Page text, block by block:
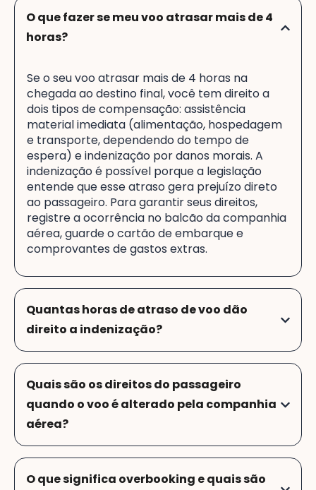
O que fazer se meu voo atrasar mais de 4
horas?
Se o seu voo atrasar mais de 4 horas na
chegada ao destino final, você tem direito a
dois tipos de compensação: assistência
material imediata (alimentação, hospedagem
e transporte, dependendo do tempo de
espera) e indenização por danos morais. A
indenização é possível porque a legislação
entende que esse atraso gera prejuízo direto
ao passageiro. Para garantir seus direitos,
registre a ocorrência no balcão da companhia
aérea, guarde o cartão de embarque e
comprovantes de gastos extras.
Quantas horas de atraso de voo dão
direito a indenização?
Quais são os direitos do passageiro
quando o voo é alterado pela companhia
aérea?
O que significa overbooking e quais são